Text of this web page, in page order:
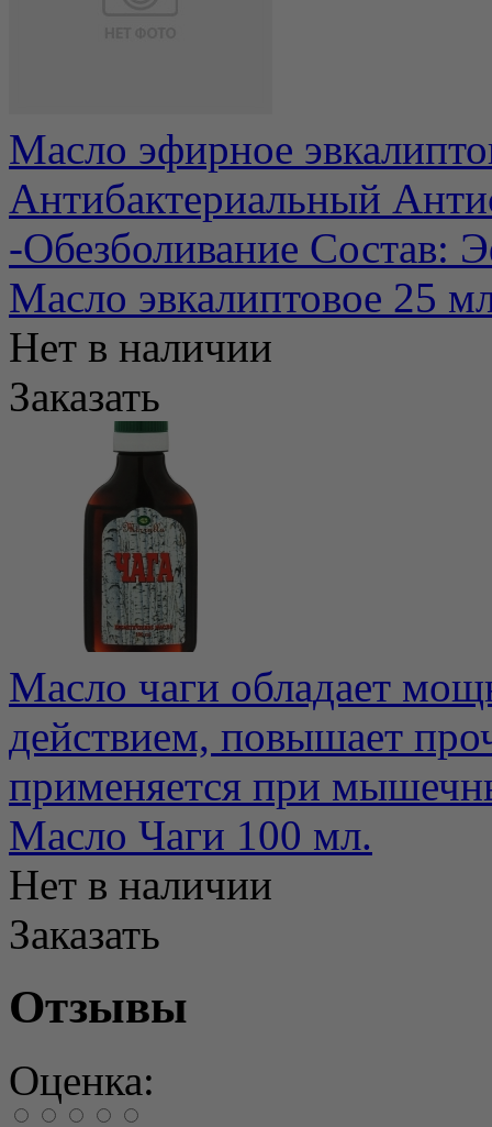
Масло эфирное
Антибактериальный
-Обезболивание Состав:
Масло эвкалиптовое 25
Нет в наличии
Заказать
Масло чаги обладает
действием, повышает
применяется при
Масло Чаги 100 мл.
Нет в наличии
Заказать
Отзывы
Оценка: